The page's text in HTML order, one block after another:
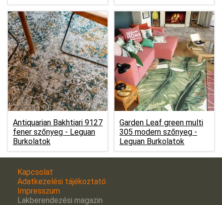
Antiquarian Bakhtiari 9127
fener szőnyeg - Leguan
Burkolatok
Garden Leaf green multi
305 modern szőnyeg -
Leguan Burkolatok
Kapcsolat
Adatkezelési tájékoztató
Impresszum
Lakberendezési magazin